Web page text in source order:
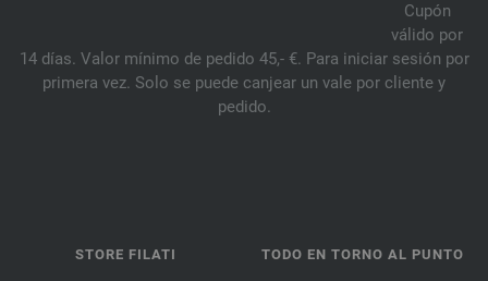
Cupón
válido por
14 días. Valor mínimo de pedido 45,- €. Para iniciar sesión por
primera vez. Solo se puede canjear un vale por cliente y
pedido.
STORE FILATI TODO EN TORNO AL PUNTO